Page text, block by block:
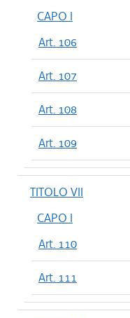
CAPO I
Art. 106
Art. 107
Art. 108
Art. 109
TITOLO VII
CAPO I
Art. 110
Art. 111